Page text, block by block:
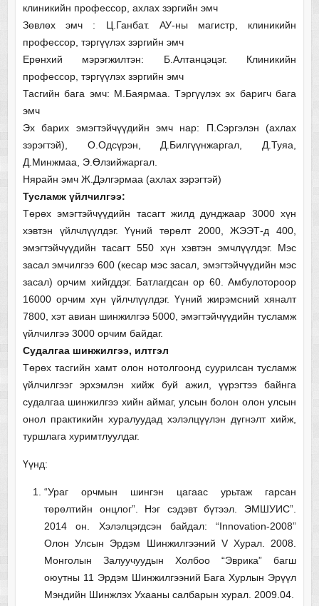
клиникийн профессор, ахлах зэргийн эмч
Зөвлөх эмч : Ц.Ганбат. АУ-ны магистр, клиникийн
профессор, тэргүүлэх зэргийн эмч
Ерөнхий мэрэгжилтэн: Б.Алтанцэцэг. Клиникийн
профессор, тэргүүлэх зэргийн эмч
Тасгийн бага эмч: М.Баярмаа. Тэргүүлэх эх баригч бага
эмч
Эх барих эмэгтэйчүүдийн эмч нар: П.Сэргэлэн (ахлах
зэрэгтэй), О.Одсүрэн, Д.Билгүүнжаргал, Д.Туяа,
Д.Минжмаа, Э.Өлзийжаргал.
Нярайн эмч Ж.Дэлгэрмаа (ахлах зэрэгтэй)
Тусламж үйлчилгээ:
Төрөх эмэгтэйчүүдийн тасагт жилд дунджаар 3000 хүн
хэвтэн үйлчлүүлдэг. Үүний төрөлт 2000, ЖЭЭТ-д 400,
эмэгтэйчүүдийн тасагт 550 хүн хэвтэн эмчлүүлдэг. Мэс
засал эмчилгээ 600 (кесар мэс засал, эмэгтэйчүүдийн мэс
засал) орчим хийгддэг. Батлагдсан ор 60. Амбулотороор
16000 орчим хүн үйлчлүүлдэг. Үүний жирэмсний хяналт
7800, хэт авиан шинжилгээ 5000, эмэгтэйчүүдийн тусламж
үйлчилгээ 3000 орчим байдаг.
Судалгаа шинжилгээ, илтгэл
Төрөх тасгийн хамт олон нотолгоонд суурилсан тусламж
үйлчилгээг эрхэмлэн хийж буй ажил, үүрэгтээ байнга
судалгаа шинжилгээ хийн аймаг, улсын болон олон улсын
онол практикийн хуралуудад хэлэлцүүлэн дүгнэлт хийж,
туршлага хуримтлуулдаг.
Үүнд:
“Ураг орчмын шингэн цагаас урьтаж гарсан
төрөлтийн онцлог”. Нэг сэдэвт бүтээл. ЭМШУИС”.
2014 он. Хэлэлцэгдсэн байдал: “Innovation-2008”
Олон Улсын Эрдэм Шинжилгээний V Хурал. 2008.
Монголын Залуучуудын Холбоо “Эврика” багш
оюутны 11 Эрдэм Шинжилгээний Бага Хурлын Эрүүл
Мэндийн Шинжлэх Ухааны салбарын хурал. 2009.04.